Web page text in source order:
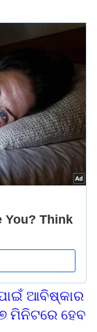
ଆବିଷ୍କାର
ମିନିଟରେ ହେବ